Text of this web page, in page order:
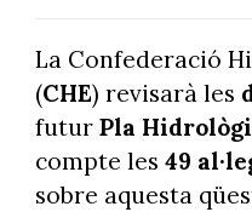
La Confederació
(CHE) revisarà les
futur Pla
compte les 49
sobre aquesta